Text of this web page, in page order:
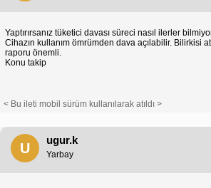
Yaptırırsanız tüketici davası süreci nasıl ilerler
Cihazın kullanım ömrümden dava açılabilir. Bilirkisi
raporu önemli.
Konu takip
< Bu ileti mobil sürüm kullanılarak atıldı >
U
ugur.k
Yarbay